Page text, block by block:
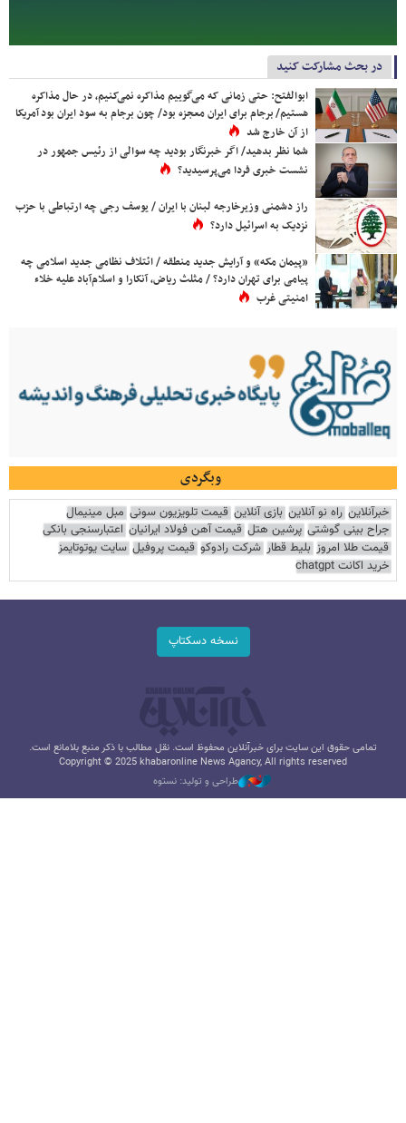
در بحث مشارکت کنید
ابوالفتح: حتی زمانی که می‌گوییم مذاکره نمی‌کنیم، در حال مذاکره
هستیم/ برجام برای ایران معجزه بود/ چون برجام به سود ایران بود آمریکا
از آن خارج شد
شما نظر بدهید/ اگر خبرنگار بودید چه سوالی از رئیس جمهور در
نشست خبری فردا می‌پرسیدید؟
راز دشمنی وزیرخارجه لبنان با ایران / یوسف رجی چه ارتباطی با حزب
نزدیک به اسرائیل دارد؟
«پیمان مکه» و آرایش جدید منطقه / ائتلاف نظامی جدید اسلامی چه
پیامی برای تهران دارد؟ / مثلث ریاض، آنکارا و اسلام‌آباد علیه خلاء
امنیتی غرب
وبگردی
خبرآنلاین راه نو آنلاین بازی آنلاین قیمت تلویزیون سونی مبل مینیمال
جراح بینی گوشتی پرشین هتل قیمت آهن فولاد ایرانیان اعتبارسنجی بانکی
قیمت طلا امروز بلیط قطار شرکت رادوکو قیمت پروفیل سایت یوتوتایمز
خرید اکانت chatgpt
نسخه دسکتاپ
تمامی حقوق این سایت برای خبرآنلاین محفوظ است. نقل مطالب با ذکر منبع بلامانع است.
Copyright © 2025 khabaronline News Agancy, All rights reserved
طراحی و تولید: نستوه